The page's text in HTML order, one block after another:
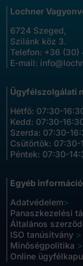
Lochner
6724 Szeged,
Szilánk köz 3.
Telefon: +36 (30)
E-mail:
Ügyfélszolgálati
Hétfő: 07:30-
Kedd: 07:30-
Szerda: 07:30-
Csütörtök: 07:30-
Péntek: 07:30-
Egyéb
Adatvédelem>
Panaszkezelési
Általános
ISO tanúsítvány >
Minőségpolitika >
Online ügyfélkapu